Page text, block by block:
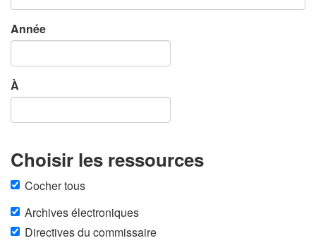
Année
À
Choisir les ressources
Cocher tous
Archives électroniques
Directives du commissaire